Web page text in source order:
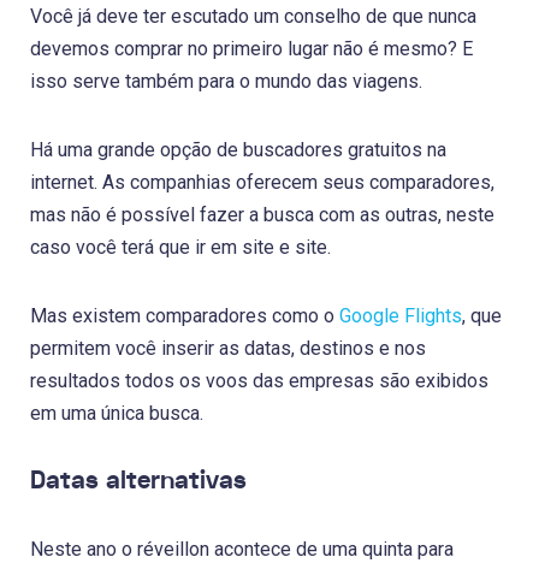
Você já deve ter escutado um conselho de que nunca
devemos comprar no primeiro lugar não é mesmo? E
isso serve também para o mundo das viagens.
Há uma grande opção de buscadores gratuitos na
internet. As companhias oferecem seus comparadores,
mas não é possível fazer a busca com as outras, neste
caso você terá que ir em site e site.
Mas existem comparadores como o Google Flights, que
permitem você inserir as datas, destinos e nos
resultados todos os voos das empresas são exibidos
em uma única busca.
Datas alternativas
Neste ano o réveillon acontece de uma quinta para